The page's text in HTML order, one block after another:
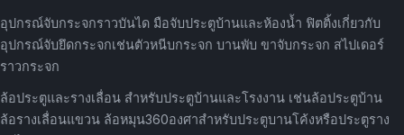
อุปกรณ์จับกระจกราวบันได มือจับประตูบ้านและห้องน้ำ ฟิตติ้งเกี่ยวกับ
อุปกรณ์จับยึดกระจกเช่นตัวหนีบกระจก บานพับ ขาจับกระจก สไปเดอร์
ราวกระจก
ล้อประตูและรางเลื่อน สำหรับประตูบ้านและโรงงาน เช่นล้อประตูบ้าน
ล้อรางเลื่อนแขวน ล้อหมุน360องศาสำหรับประตูบานโค้งหรือประตูราง